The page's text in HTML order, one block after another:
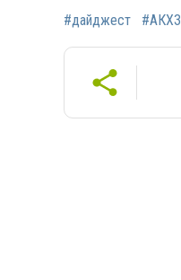
#дайджест #АКХЗ